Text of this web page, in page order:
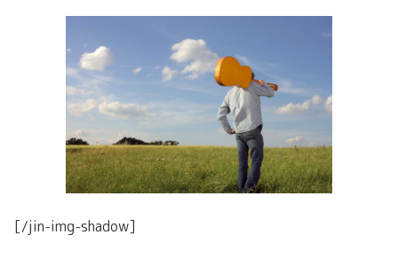
[/jin-img-shadow]